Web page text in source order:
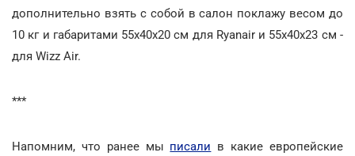
дополнительно взять с собой в салон поклажу весом до
10 кг и габаритами 55х40х20 см для Ryanair и 55х40х23 см -
для Wizz Air.
***
Напомним, что ранее мы писали в какие европейские